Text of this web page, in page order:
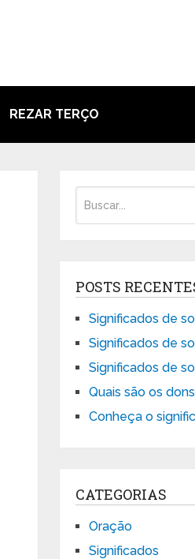
REZAR TERÇO
POSTS
Significados de
Significados de
Significados de
Quais são os
Conheça o
CATEGORIAS
Oração
Significados